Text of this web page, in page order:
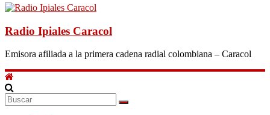
Radio Ipiales Caracol
Emisora afiliada a la primera cadena radial colombiana – Caracol